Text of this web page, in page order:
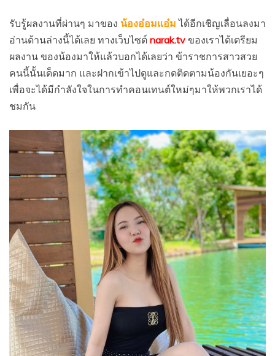
รับรู้ผลงานที่ผ่านๆ มาของ น้องอ๋อมแอ๋มได้อีกเชิญเลื่อนลงมา
อ่านด้านล่างนี้ได้เลย ทางเว็บไซต์ narak.tv ของเราได้เตรียม
ผลงาน ของน้องมาให้แล้วบอกได้เลยว่า ข้าราชการสาวสวย
คนนี้นั้นเด็ดมาก และฝากเข้าไปดูและกดติดตามน้องกันเยอะๆ
เพื่อจะได้มีกำลังใจในการทำคอนเทนต์ใหม่ๆมาให้พวกเราได้
ชมกัน